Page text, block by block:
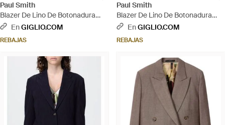
Paul Smith
Blazer De Lino De Botonadura
Sencilla - Verde
EnGIGLIO.COM
REBAJAS
Paul Smith
Blazer De Lino De Botonadura
Sencilla - Azul
EnGIGLIO.COM
REBAJAS